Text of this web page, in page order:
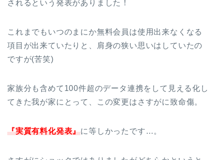
されるという発表がありました！
これまでもいつのまにか無料会員は使用出来なくなる
項目が出来ていたりと、肩身の狭い思いはしていたの
ですが(苦笑)
家族分も含めて100件超のデータ連携をして見える化し
てきた我が家にとって、この変更はさすがに致命傷。
『実質有料化発表』に等しかったです…。